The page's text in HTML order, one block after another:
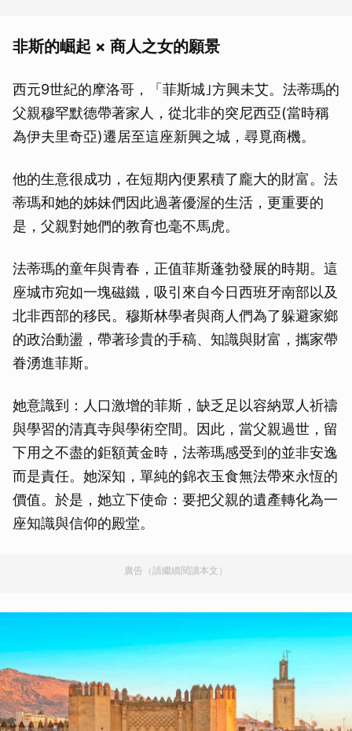
非斯的崛起 × 商人之女的願景
西元9世紀的摩洛哥，「菲斯城｣方興未艾。法蒂瑪的
父親穆罕默德帶著家人，從北非的突尼西亞(當時稱
為伊夫里奇亞)遷居至這座新興之城，尋覓商機。
他的生意很成功，在短期內便累積了龐大的財富。法
蒂瑪和她的姊妹們因此過著優渥的生活，更重要的
是，父親對她們的教育也毫不馬虎。
法蒂瑪的童年與青春，正值菲斯蓬勃發展的時期。這
座城市宛如一塊磁鐵，吸引來自今日西班牙南部以及
北非西部的移民。穆斯林學者與商人們為了躲避家鄉
的政治動盪，帶著珍貴的手稿、知識與財富，攜家帶
眷湧進菲斯。
她意識到：人口激增的菲斯，缺乏足以容納眾人祈禱
與學習的清真寺與學術空間。因此，當父親過世，留
下用之不盡的鉅額黃金時，法蒂瑪感受到的並非安逸
而是責任。她深知，單純的錦衣玉食無法帶來永恆的
價值。於是，她立下使命：要把父親的遺產轉化為一
座知識與信仰的殿堂。
廣告（請繼續閱讀本文）